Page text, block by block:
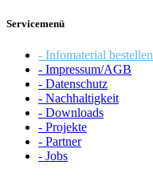
Servicemenü
- Infomaterial bestellen
- Impressum/AGB
- Datenschutz
- Nachhaltigkeit
- Downloads
- Projekte
- Partner
- Jobs